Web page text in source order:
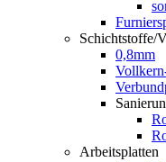
Schichtstoffe/
0,8mm
Arbeitsplatten